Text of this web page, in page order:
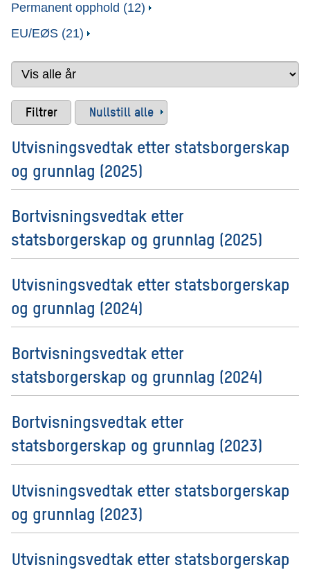
Permanent opphold (12)
EU/EØS (21)
Nullstill alle
Utvisningsvedtak etter statsborgerskap
og grunnlag (2025)
Bortvisningsvedtak etter
statsborgerskap og grunnlag (2025)
Utvisningsvedtak etter statsborgerskap
og grunnlag (2024)
Bortvisningsvedtak etter
statsborgerskap og grunnlag (2024)
Bortvisningsvedtak etter
statsborgerskap og grunnlag (2023)
Utvisningsvedtak etter statsborgerskap
og grunnlag (2023)
Utvisningsvedtak etter statsborgerskap